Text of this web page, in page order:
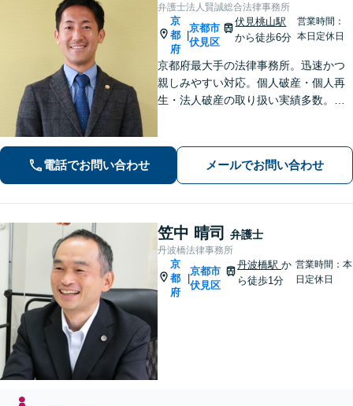
弁護士法人賢誠総合法律事務所
京
都
府
|
京都市
伏見区
伏見桃山駅
から徒歩6分
営業時間：
本日定休日
京都府最大手の法律事務所。迅速かつ
親しみやすい対応。個人破産・個人再
生・法人破産の取り扱い実績多数。
陵前駅・京阪中書島駅徒歩10分】
電話でお問い合わせ メールでお問い合わせ
笠中 晴司 弁護士
丹波橋法律事務所
京
都
府
|
京都市
伏見区
丹波橋駅か
ら徒歩1分
営業時間：本
日定休日